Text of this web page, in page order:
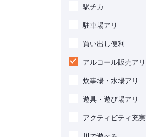
駅チカ
駐車場アリ
買い出し便利
アルコール販売アリ
炊事場・水場アリ
遊具・遊び場アリ
アクティビティ充実